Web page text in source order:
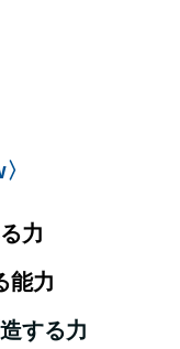
力
能力
する力